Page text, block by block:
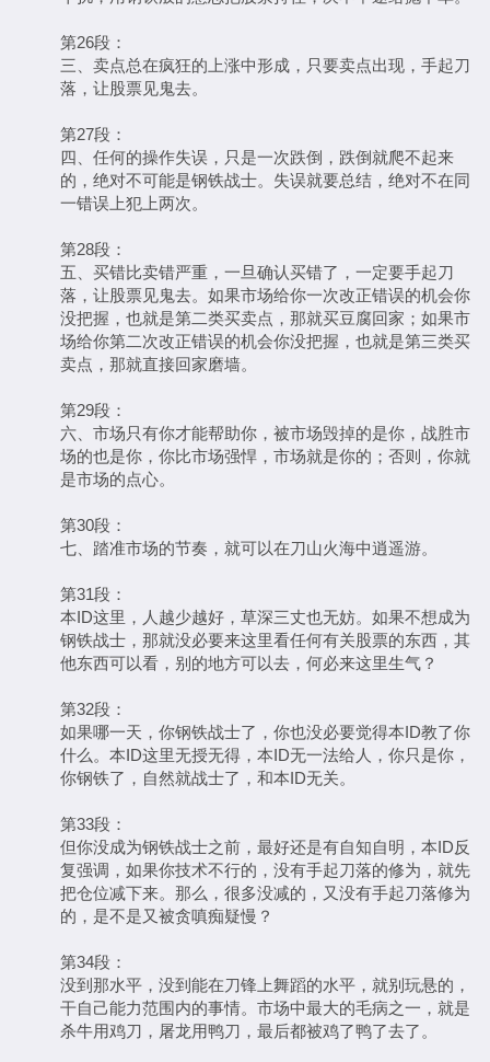
第26段：
三、卖点总在疯狂的上涨中形成，只要卖点出现，手起刀
落，让股票见鬼去。
第27段：
四、任何的操作失误，只是一次跌倒，跌倒就爬不起来
的，绝对不可能是钢铁战士。失误就要总结，绝对不在同
一错误上犯上两次。
第28段：
五、买错比卖错严重，一旦确认买错了，一定要手起刀
落，让股票见鬼去。如果市场给你一次改正错误的机会你
没把握，也就是第二类买卖点，那就买豆腐回家；如果市
场给你第二次改正错误的机会你没把握，也就是第三类买
卖点，那就直接回家磨墙。
第29段：
六、市场只有你才能帮助你，被市场毁掉的是你，战胜市
场的也是你，你比市场强悍，市场就是你的；否则，你就
是市场的点心。
第30段：
七、踏准市场的节奏，就可以在刀山火海中逍遥游。
第31段：
本ID这里，人越少越好，草深三丈也无妨。如果不想成为
钢铁战士，那就没必要来这里看任何有关股票的东西，其
他东西可以看，别的地方可以去，何必来这里生气？
第32段：
如果哪一天，你钢铁战士了，你也没必要觉得本ID教了你
什么。本ID这里无授无得，本ID无一法给人，你只是你，
你钢铁了，自然就战士了，和本ID无关。
第33段：
但你没成为钢铁战士之前，最好还是有自知自明，本ID反
复强调，如果你技术不行的，没有手起刀落的修为，就先
把仓位减下来。那么，很多没减的，又没有手起刀落修为
的，是不是又被贪嗔痴疑慢？
第34段：
没到那水平，没到能在刀锋上舞蹈的水平，就别玩悬的，
干自己能力范围内的事情。市场中最大的毛病之一，就是
杀牛用鸡刀，屠龙用鸭刀，最后都被鸡了鸭了去了。